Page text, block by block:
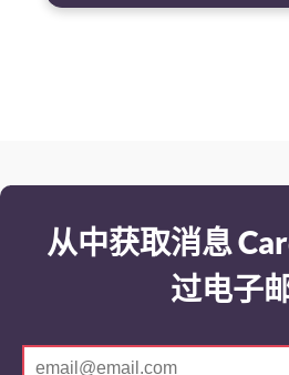
从中获取消息
过电子